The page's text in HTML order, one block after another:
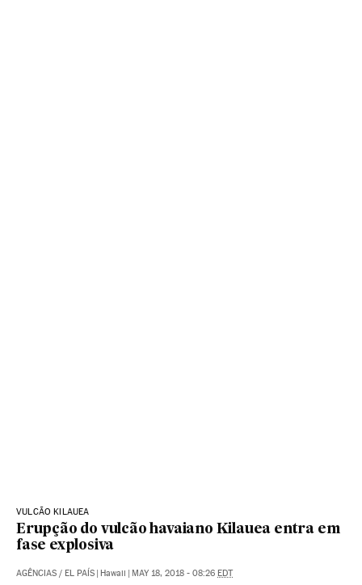
VULCÃO KILAUEA
Erupção do vulcão havaiano Kilauea entra em
fase explosiva
AGÊNCIAS / EL PAÍS Hawaii MAY 18, 2018 - 08:26 EDT